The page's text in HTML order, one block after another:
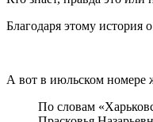
Благодаря этому история
А вот в июльском номере
По словам